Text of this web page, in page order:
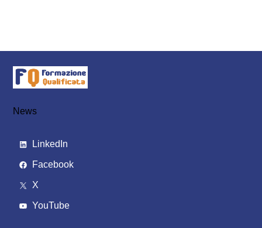
News
LinkedIn
Facebook
X
YouTube